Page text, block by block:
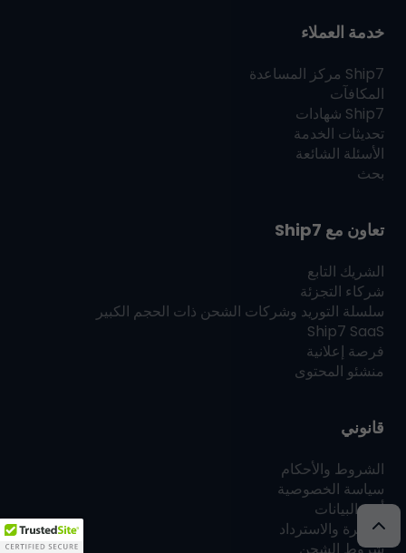
خدمة العملاء
Ship7 مركز المساعدة
المكافآت
Ship7 شهادات
تحديثات الخدمة
الأسئلة الشائعة
بحث
تعاون مع Ship7
الشريك التابع
شركاء التجزئة
سلسلة التوريد وشركات الشحن ذات الحجم الكبير
Ship7 SaaS
فرصة إعلانية
منشئو المحتوى
قانوني
الشروط والأحكام
سياسة الخصوصية
أمن البيانات
الفوترة والاسترداد